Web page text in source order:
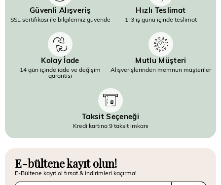
Güvenli Alışveriş
SSL sertifikası ile bilgileriniz güvende
Hızlı Teslimat
1-3 iş günü içinde teslimat
Kolay İade
14 gün içinde iade ve değişim
garantisi
Mutlu Müşteri
Alışverişlerinden memnun müşteriler
Taksit Seçeneği
Kredi kartına 9 taksit imkanı
E-bültene kayıt olun!
E-Bültene kayıt ol fırsat & indirimleri kaçırma!